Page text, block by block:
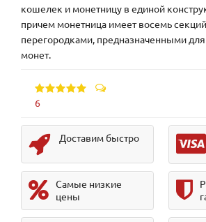
кошелек и монетницу в единой
причем монетница имеет восемь
перегородками, предназначенными
монет.
6
Доставим быстро
Самые низкие
цены